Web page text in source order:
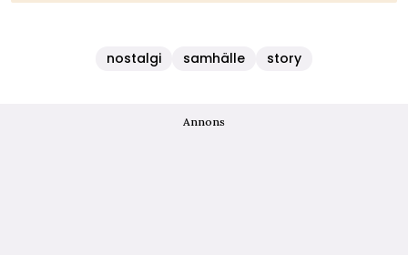
nostalgi samhälle story
Annons